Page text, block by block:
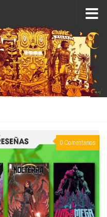
0 Comentarios